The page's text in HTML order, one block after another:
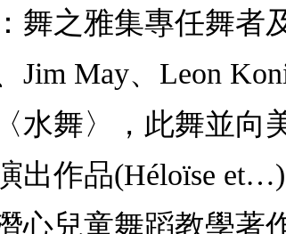
舞之雅集專任舞者
Jim May、Leon
水舞〉，此舞並向
出作品(Héloïse
心兒童舞蹈教學著